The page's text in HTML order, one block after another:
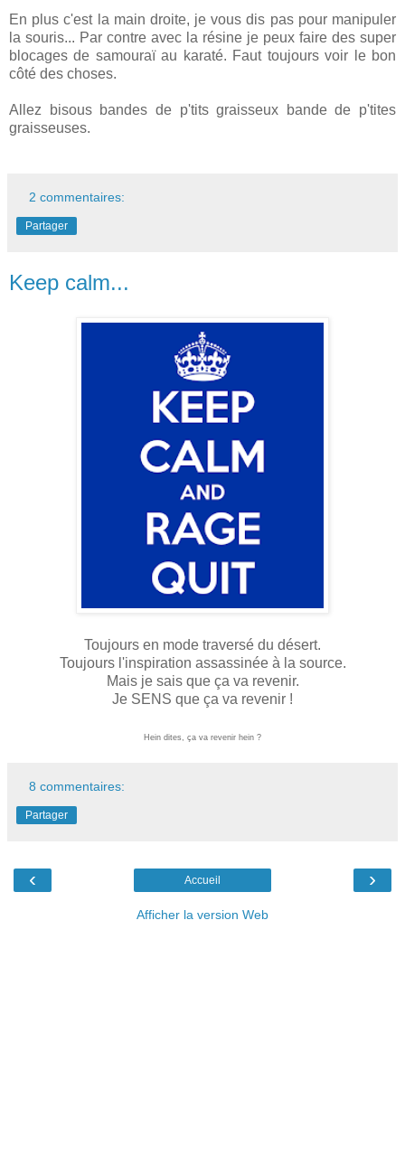
En plus c'est la main droite, je vous dis pas pour manipuler
la souris... Par contre avec la résine je peux faire des super
blocages de samouraï au karaté. Faut toujours voir le bon
côté des choses.
Allez bisous bandes de p'tits graisseux bande de p'tites
graisseuses.
2 commentaires:
Partager
Keep calm...
Toujours en mode traversé du désert.
Toujours l'inspiration assassinée à la source.
Mais je sais que ça va revenir.
Je SENS que ça va revenir !
Hein dites, ça va revenir hein ?
8 commentaires:
Partager
‹ ›
Accueil
Afficher la version Web